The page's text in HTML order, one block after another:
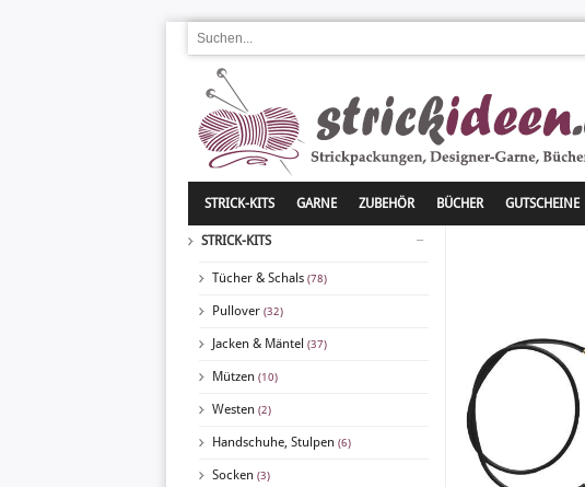
STRICK-KITS GARNE ZUBEHÖR BÜCHER GUTSCHEINE
STRICK-KITS
Tücher & Schals (78)
Pullover (32)
Jacken & Mäntel (37)
Mützen (10)
Westen (2)
Handschuhe, Stulpen (6)
Socken (3)